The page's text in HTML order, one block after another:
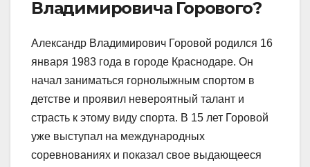
Владимировича Горового?
Александр Владимирович Горовой родился 16
января 1983 года в городе Краснодаре. Он
начал заниматься горнолыжным спортом в
детстве и проявил невероятный талант и
страсть к этому виду спорта. В 15 лет Горовой
уже выступал на международных
соревнованиях и показал свое выдающееся